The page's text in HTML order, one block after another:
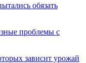
обязать
проблемы с
зависит урожай